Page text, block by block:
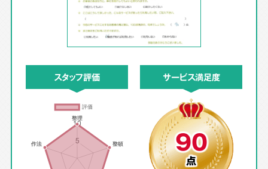
スタッフ評価 サービス満足度
90
点